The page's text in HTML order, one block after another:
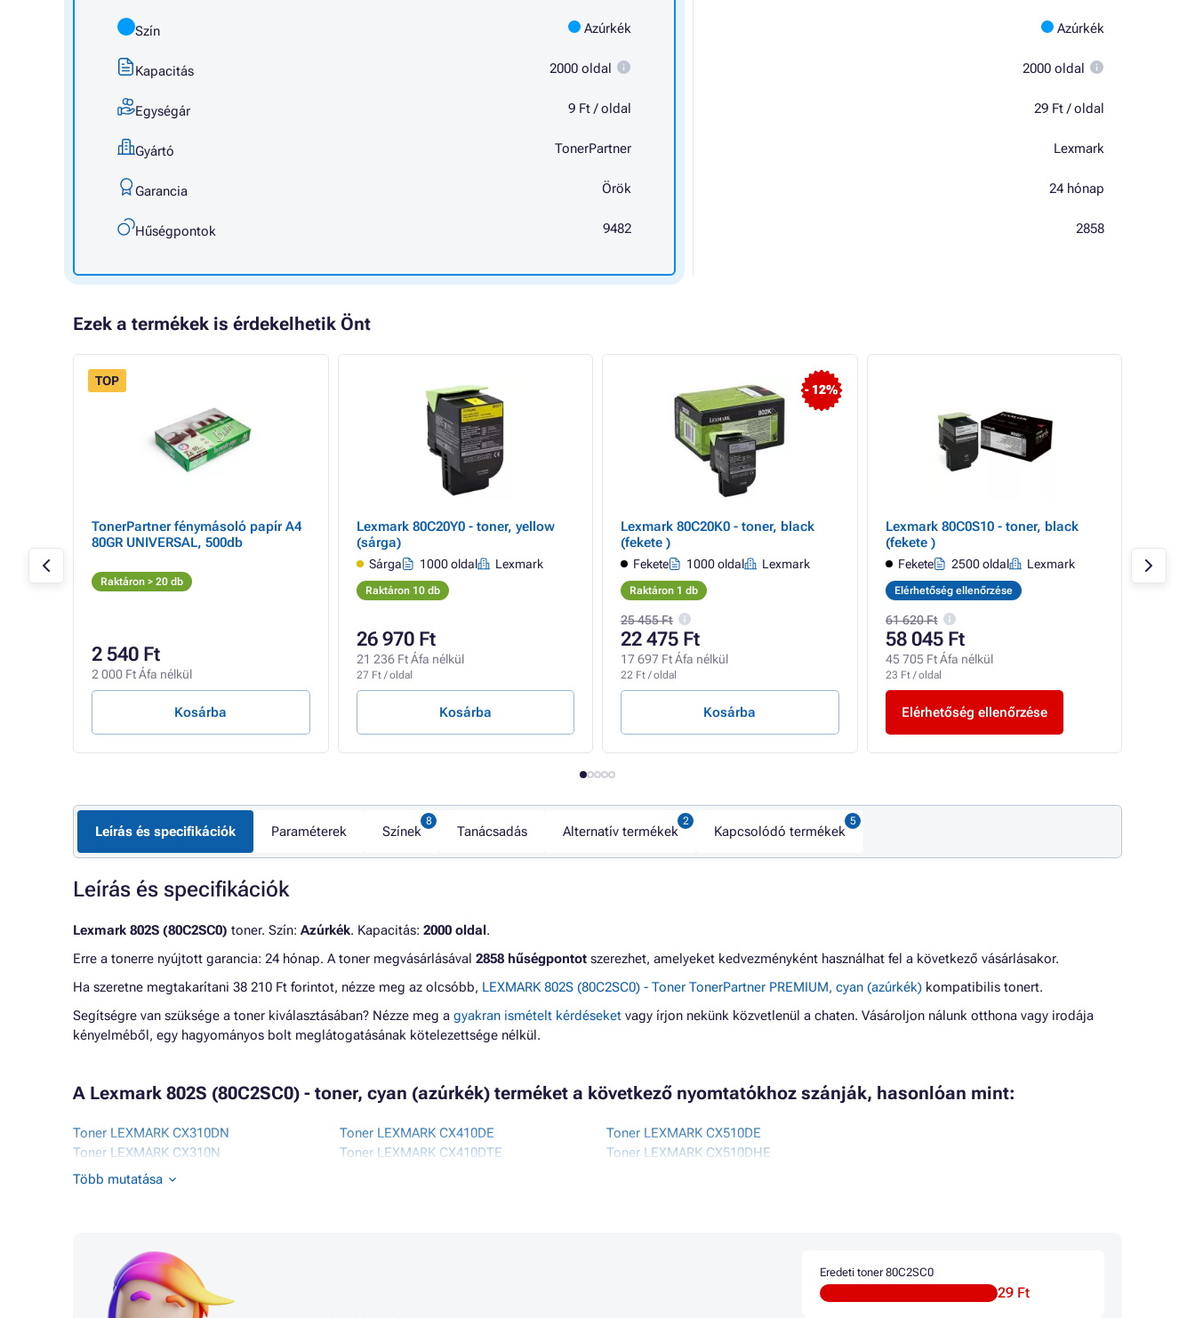
Azúrkék
2000 oldal
29 Ft / oldal
Lexmark
24 hónap
2858
Szín Azúrkék
Kapacitás 2000 oldal
Egységár 9 Ft / oldal
Gyártó TonerPartner
Garancia Örök
Hűségpontok 9482
Ezek a termékek is érdekelhetik Önt
TOP
TonerPartner fénymásoló papír A4
80GR UNIVERSAL, 500db
Raktáron > 20 db
2 540 Ft
2 000 Ft Áfa nélkül
Kosárba
Lexmark 80C20Y0 - toner, yellow
(sárga)
Sárga 1000 oldal Lexmark
Raktáron 10 db
26 970 Ft
21 236 Ft Áfa nélkül
27 Ft / oldal
Kosárba
- 12%
Lexmark 80C20K0 - toner, black
(fekete )
Fekete 1000 oldal Lexmark
Raktáron 1 db
25 455 Ft
22 475 Ft
17 697 Ft Áfa nélkül
22 Ft / oldal
Kosárba
Lexmark 80C0S10 - toner, black
(fekete )
Fekete 2500 oldal Lexmark
Elérhetőség ellenőrzése
61 620 Ft
58 045 Ft
45 705 Ft Áfa nélkül
23 Ft / oldal
Elérhetőség ellenőrzése
Leírás és specifikációk Paraméterek Színek Tanácsadás Alternatív termékek Kapcsolódó termékek
Leírás és specifikációk
Lexmark 802S (80C2SC0) toner. Szín: Azúrkék. Kapacitás: 2000 oldal.
Erre a tonerre nyújtott garancia: 24 hónap. A toner megvásárlásával 2858 hűségpontot szerezhet, amelyeket kedvezményként használhat fel a következő vásárlásakor.
Ha szeretne megtakarítani 38 210 Ft forintot, nézze meg az olcsóbb, LEXMARK 802S (80C2SC0) - Toner TonerPartner PREMIUM, cyan (azúrkék) kompatibilis tonert.
Segítségre van szüksége a toner kiválasztásában? Nézze meg a gyakran ismételt kérdéseket vagy írjon nekünk közvetlenül a chaten. Vásároljon nálunk otthona vagy irodája
kényelméből, egy hagyományos bolt meglátogatásának kötelezettsége nélkül.
A Lexmark 802S (80C2SC0) - toner, cyan (azúrkék) terméket a következő nyomtatókhoz szánják, hasonlóan mint:
Toner LEXMARK CX310DN
Toner LEXMARK CX310N
Toner LEXMARK CX410
Toner LEXMARK CX410DE
Toner LEXMARK CX410DTE
Toner LEXMARK CX510DE
Toner LEXMARK CX510DHE
Több mutatása
Eredeti toner 80C2SC0
29 Ft